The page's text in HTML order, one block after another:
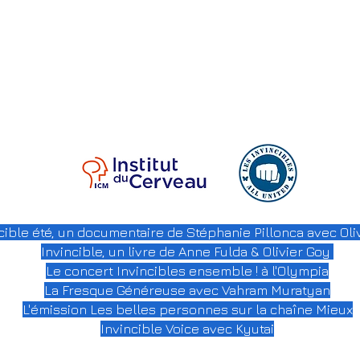
été, un documentaire de Stéphanie Pillonca avec
Invincible, un livre de Anne Fulda & Olivier Goy
Le concert Invincibles ensemble ! à l'Olympia
La Fresque Généreuse avec Vahram Muratyan
L'émission Les belles personnes sur la chaîne Mieux
Invincible Voice avec Kyutai